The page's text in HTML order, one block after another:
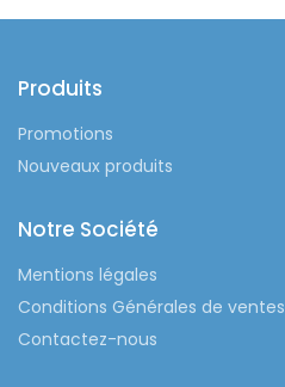
Produits
Promotions
Nouveaux produits
Notre Société
Mentions légales
Conditions Générales de ventes
Contactez-nous